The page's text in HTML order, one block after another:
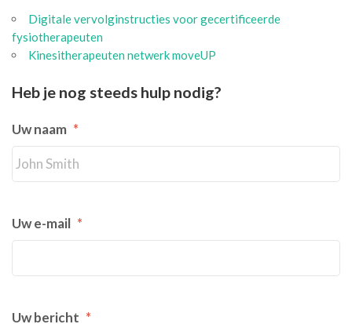
Digitale vervolginstructies voor gecertificeerde
fysiotherapeuten
Kinesitherapeuten netwerk moveUP
Heb je nog steeds hulp nodig?
Uw naam *
Uw e-mail *
Uw bericht *